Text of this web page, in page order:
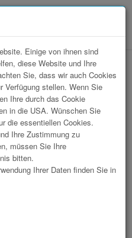
/ Wkoö
Einige von ihnen sind
diese Website und Ihre
Sie, dass wir auch Cookies
Verfügung stellen. Wenn Sie
Ihre durch das Cookie
in die USA. Wünschen Sie
die essentiellen Cookies.
Ihre Zustimmung zu
müssen Sie Ihre
bitten.
Ihrer Daten finden Sie in